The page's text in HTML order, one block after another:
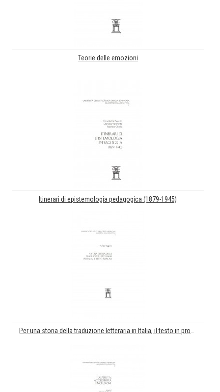
Teorie delle emozioni
Itinerari di epistemologia pedagogica (1879-1945)